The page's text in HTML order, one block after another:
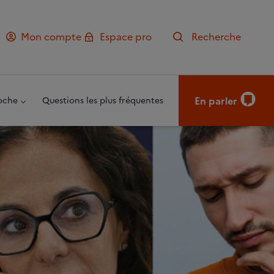
Mon compte Espace pro Recherche
Questions les plus fréquentes En parler